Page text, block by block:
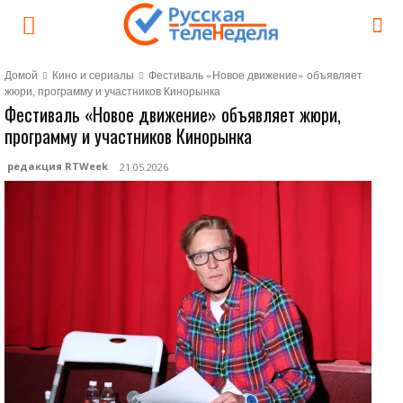
Домой Кино и сериалы
Фестиваль «Новое движение» объявляет
жюри, программу и участников Кинорынка
Фестиваль «Новое движение» объявляет жюри,
программу и участников Кинорынка
редакция RTWeek 21.05.2026